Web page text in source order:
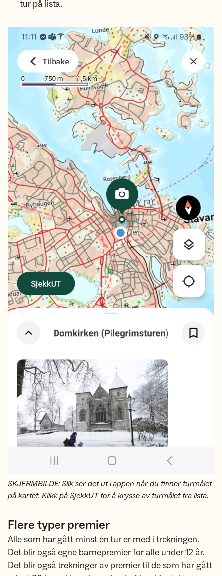
tur på lista.
SKJERMBILDE: Slik ser det ut i appen når du finner turmålet
på kartet. Klikk på SjekkUT for å krysse av turmålet fra lista.
Flere typer premier
Alle som har gått minst én tur er med i trekningen.
Det blir også egne barnepremier for alle under 12 år.
Det blir også trekninger av premier til de som har gått